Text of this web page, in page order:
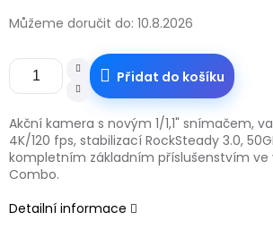
Můžeme doručit do: 10.8.2026
Přidat do košíku
Akční kamera s novým 1/1,1" snímačem,
4K/120 fps, stabilizací RockSteady 3.0,
kompletním základním příslušenstvím ve
Combo.
Detailní informace